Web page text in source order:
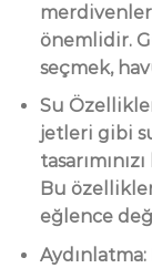
önemlidir.
seçmek,
Su
jetleri gibi
Bu
eğlence